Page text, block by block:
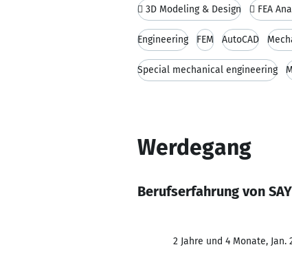
 3D Modeling & Design  FEA
Engineering FEM AutoCAD
Special mechanical engineering
Werdegang
Berufserfahrung von
2 Jahre und 4 Monate, Jan.